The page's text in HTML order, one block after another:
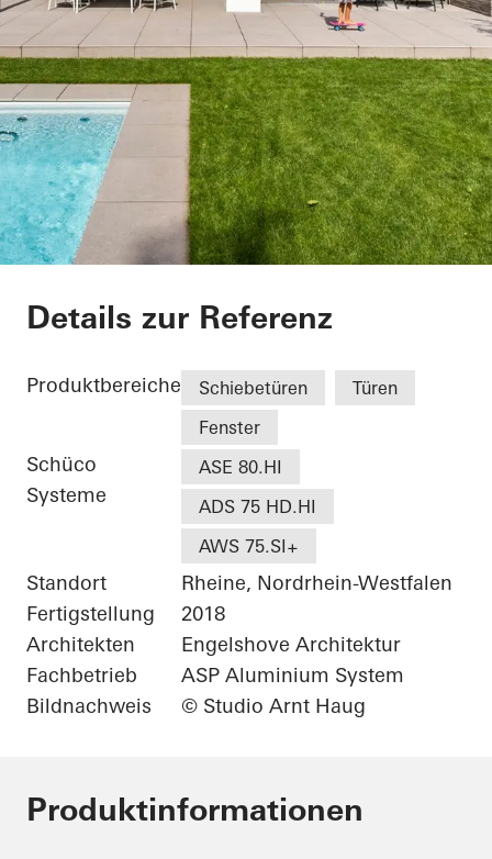
Wohnhaus
Details zur Referenz
Produktbereiche Schiebetüren
Türen
Fenster
Schüco
Systeme
ASE 80.HI
ADS 75 HD.HI
AWS 75.SI+
Standort
Rheine, Nordrhein-Westfalen
Fertigstellung
2018
Architekten
Engelshove Architektur
Fachbetrieb
ASP Aluminium System
Bildnachweis
© Studio Arnt Haug
Produktinformationen